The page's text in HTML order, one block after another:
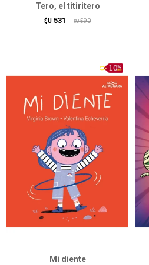
Tero, el titiritero
$U 531 $U 590
Mi diente